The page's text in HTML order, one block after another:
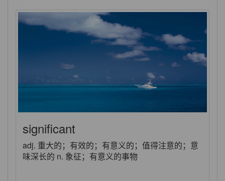
significant
adj. 重大的；有效的；有意义的；值得注意的；意
味深长的 n. 象征；有意义的事物